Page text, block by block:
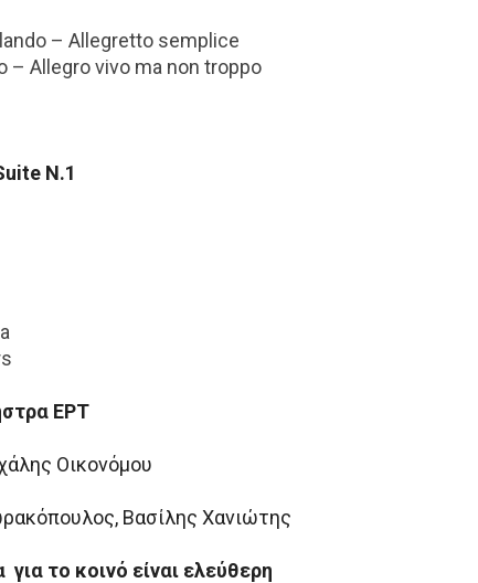
– Allegretto semplice
– Allegro vivo ma non troppo
N.1
ΕΡΤ
Οικονόμου
Βασίλης Χανιώτης
το κοινό είναι ελεύθερη